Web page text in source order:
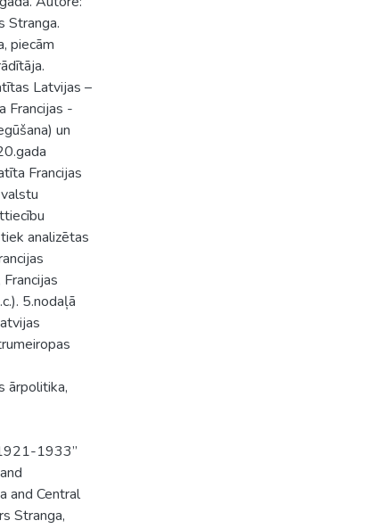
Stranga.
piecām
Latvijas –
Francijas -
un
Francijas
analizētas
5.nodaļā
ārpolitika,
1933”
and Central
Stranga,